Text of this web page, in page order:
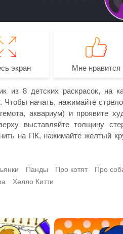
экран Мне нравится
8 детских раскрасок, на
начать, нажимайте
аквариум) и проявите
выставляйте толщину
на ПК, нажимайте желтый
Панды Про котят Про
Хелло Китти